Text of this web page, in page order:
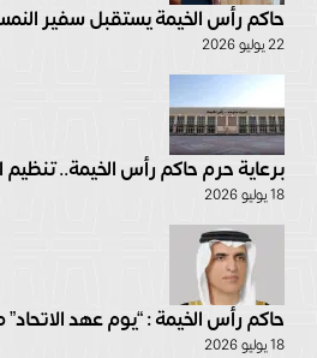
حاكم رأس الخيمة يستقبل سفير
22 يوليو 2026
برعاية حرم حاكم رأس الخيمة..
18 يوليو 2026
حاكم رأس الخيمة : “يوم عهد
18 يوليو 2026